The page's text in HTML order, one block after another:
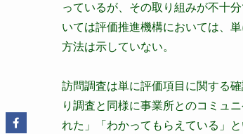
っているが、その取り組みが不十
いては評価推進機構においては、
方法は示していない。
訪問調査は単に評価項目に関する
り調査と同様に事業所とのコミュ
れた」「わかってもらえている」